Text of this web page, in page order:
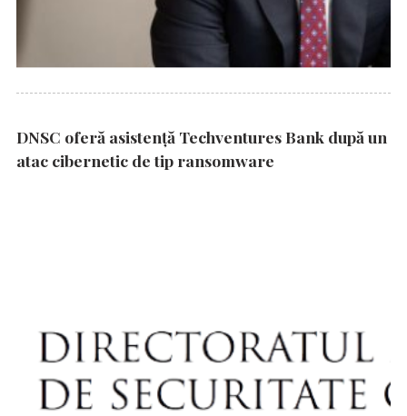
DNSC oferă asistență Techventures Bank după un
atac cibernetic de tip ransomware